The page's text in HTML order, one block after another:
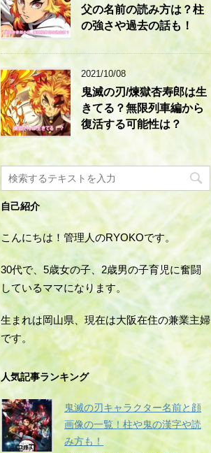
父の名前の読み方は？柱
の強さや過去の話も！
2021/10/08
鬼滅の刃/煉獄杏寿郎は生
きてる？無限列車編から
復活する可能性は？
自己紹介
こんにちは！管理人のRYOKOです。
30代で、5歳女の子、2歳男の子育児に奮闘
しているママになります。
生まれは岡山県、現在は大阪在住の兼業主婦
です。
人気記事ランキング
鬼滅の刃キャラクター名前と顔
画像の一覧！柱や鬼の漢字や読
み方も！